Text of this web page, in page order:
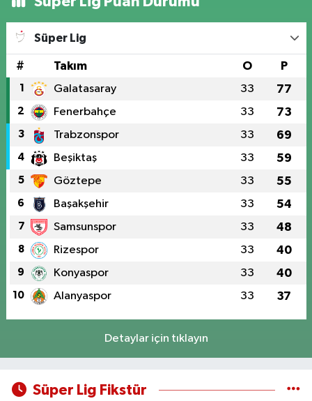
Süper Lig
# Takım O P
1 Galatasaray 33 77
2 Fenerbahçe 33 73
3 Trabzonspor 33 69
4 Beşiktaş 33 59
5 Göztepe 33 55
6 Başakşehir 33 54
7 Samsunspor 33 48
8 Rizespor 33 40
9 Konyaspor 33 40
10 Alanyaspor 33 37
Detaylar için tıklayın
Süper Lig Fikstür